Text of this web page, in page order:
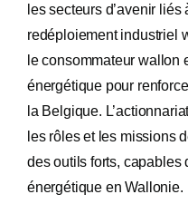
les secteurs d’avenir
redéploiement industriel
le consommateur
énergétique pour
la Belgique.
les rôles et les missions
des outils forts, capables
énergétique en